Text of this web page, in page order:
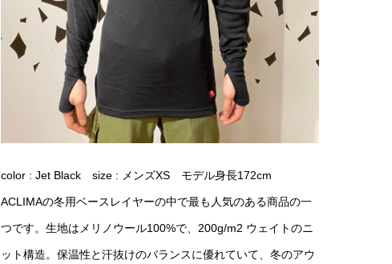
color : Jet Black size : メンズXS モデル身長172cm
ACLIMAの冬用ベースレイヤーの中で最も人気のある商品の一
つです。生地はメリノウール100%で、200g/m2 ウェイトのニ
ット構造。保温性と汗抜けのバランスに優れていて、冬のアウ